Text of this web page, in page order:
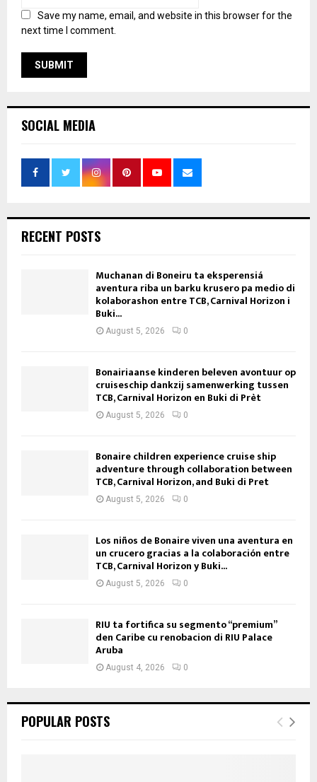
Save my name, email, and website in this browser for the
next time I comment.
SOCIAL MEDIA
RECENT POSTS
Muchanan di Boneiru ta eksperensiá
aventura riba un barku krusero pa medio di
kolaborashon entre TCB, Carnival Horizon i
Buki...
August 5, 2026 0
Bonairiaanse kinderen beleven avontuur op
cruiseschip dankzij samenwerking tussen
TCB, Carnival Horizon en Buki di Prèt
August 5, 2026 0
Bonaire children experience cruise ship
adventure through collaboration between
TCB, Carnival Horizon, and Buki di Pret
August 5, 2026 0
Los niños de Bonaire viven una aventura en
un crucero gracias a la colaboración entre
TCB, Carnival Horizon y Buki...
August 5, 2026 0
RIU ta fortifica su segmento “premium”
den Caribe cu renobacion di RIU Palace
Aruba
August 4, 2026 0
POPULAR POSTS